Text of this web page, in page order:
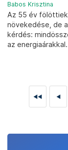
Babos Krisztina
Az 55 év
növekedése, de
kérdés:
az energiaárakkal.
◄◄ ◄